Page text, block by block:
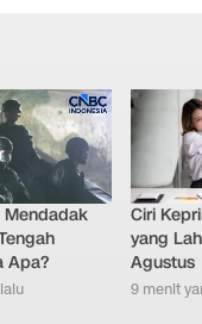
Mendadak
Apa?
Ciri
yang
Agustus
9 menit